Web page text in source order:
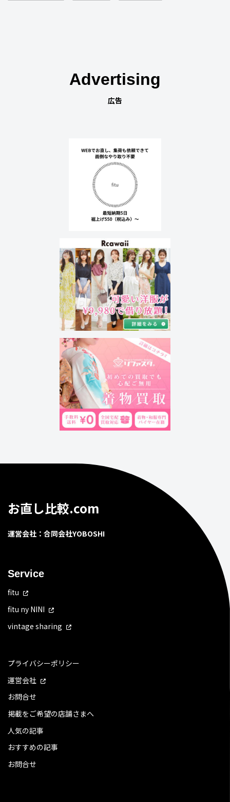
Advertising
広告
お直し比較.com
運営会社：合同会社YOBOSHI
Service
fitu
fitu ny NINI
vintage sharing
プライバシーポリシー
運営会社
お問合せ
掲載をご希望の店舗さまへ
人気の記事
おすすめの記事
お問合せ